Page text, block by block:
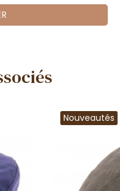
Nouveautés